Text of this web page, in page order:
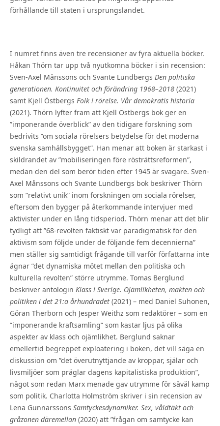
förhållande till staten i ursprungslandet.
I numret finns även tre recensioner av fyra aktuella böcker.
Håkan Thörn tar upp två nyutkomna böcker i sin recension:
Sven-Axel Månssons och Svante Lundbergs Den politiska
generationen. Kontinuitet och förändring 1968–2018(2021)
samt Kjell Östbergs Folk i rörelse. Vår demokratis historia
(2021). Thörn lyfter fram att Kjell Östbergs bok ger en
”imponerande överblick” av den tidigare forskning som
bedrivits ”om sociala rörelsers betydelse för det moderna
svenska samhällsbygget”. Han menar att boken är starkast i
skildrandet av ”mobiliseringen före rösträttsreformen”,
medan den del som berör tiden efter 1945 är svagare. Sven-
Axel Månssons och Svante Lundbergs bok beskriver Thörn
som ”relativt unik” inom forskningen om sociala rörelser,
eftersom den bygger på återkommande intervjuer med
aktivister under en lång tidsperiod. Thörn menar att det blir
tydligt att ”68-revolten faktiskt var paradigmatisk för den
aktivism som följde under de följande fem decennierna”
men ställer sig samtidigt frågande till varför författarna inte
ägnar ”det dynamiska mötet mellan den politiska och
kulturella revolten” större utrymme. Tomas Berglund
beskriver antologin Klass i Sverige. Ojämlikheten, makten och
politiken i det 21:a århundradet(2021) – med Daniel Suhonen,
Göran Therborn och Jesper Weithz som redaktörer – som en
”imponerande kraftsamling” som kastar ljus på olika
aspekter av klass och ojämlikhet. Berglund saknar
emellertid begreppet exploatering i boken, det vill säga en
diskussion om ”det överutnyttjande av kroppar, själar och
livsmiljöer som präglar dagens kapitalistiska produktion”,
något som redan Marx menade gav utrymme för såväl kamp
som politik. Charlotta Holmström skriver i sin recension av
Lena Gunnarssons Samtyckesdynamiker. Sex, våldtäkt och
gråzonen däremellan(2020) att ”frågan om samtycke kan